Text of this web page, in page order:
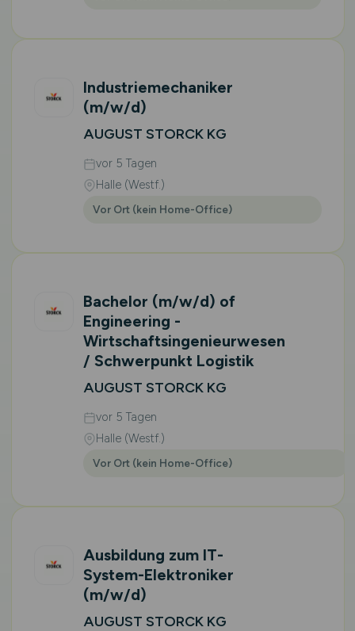
Industriemechaniker
(m/w/d)
AUGUST STORCK KG
vor 5 Tagen
Halle (Westf.)
Vor Ort (kein Home-Office)
Bachelor (m/w/d) of
Engineering -
Wirtschaftsingenieurwesen
/ Schwerpunkt Logistik
AUGUST STORCK KG
vor 5 Tagen
Halle (Westf.)
Vor Ort (kein Home-Office)
Ausbildung zum IT-
System-Elektroniker
(m/w/d)
AUGUST STORCK KG